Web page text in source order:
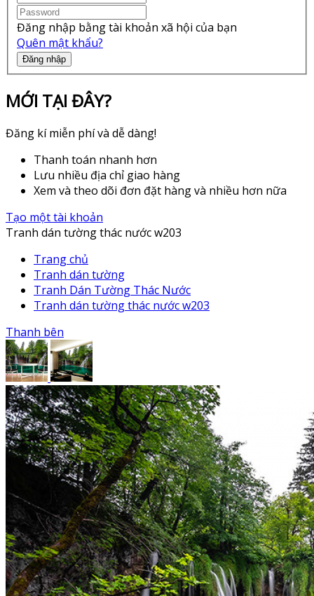
Đăng nhập bằng tài khoản xã hội của bạn
Quên mật khẩu?
Đăng nhập
MỚI TẠI ĐÂY?
Đăng kí miễn phí và dễ dàng!
Thanh toán nhanh hơn
Lưu nhiều địa chỉ giao hàng
Xem và theo dõi đơn đặt hàng và nhiều hơn nữa
Tạo một tài khoản
Tranh dán tường thác nước w203
Trang chủ
Tranh dán tường
Tranh Dán Tường Thác Nước
Tranh dán tường thác nước w203
Thanh bên